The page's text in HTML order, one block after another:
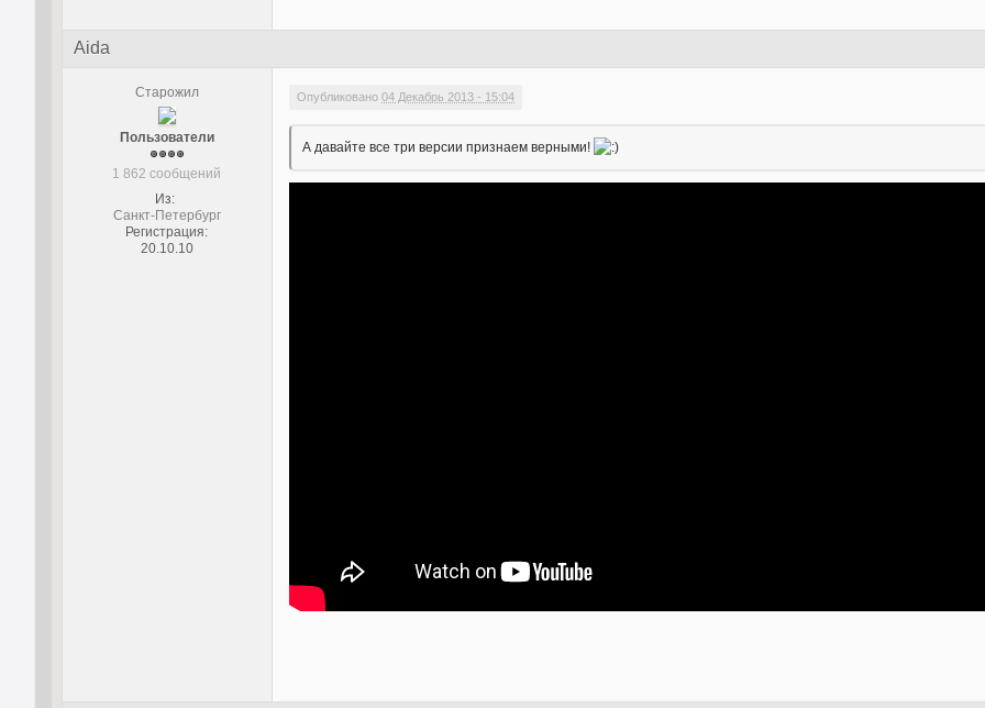
Aida
Старожил
Пользователи
1 862 сообщений
Из:
Санкт-Петербург
Регистрация:
20.10.10
Опубликовано04 Декабрь 2013 - 15:04
А давайте все три версии признаем верными!